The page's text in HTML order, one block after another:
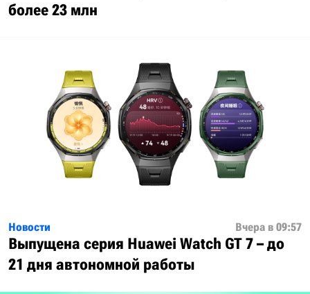
более 23 млн
Новости Вчера в 09:57
Выпущена серия Huawei Watch GT 7 – до
21 дня автономной работы